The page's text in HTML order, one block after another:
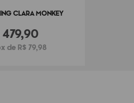
CLARA MONKEY
479,90
de R$ 79,98